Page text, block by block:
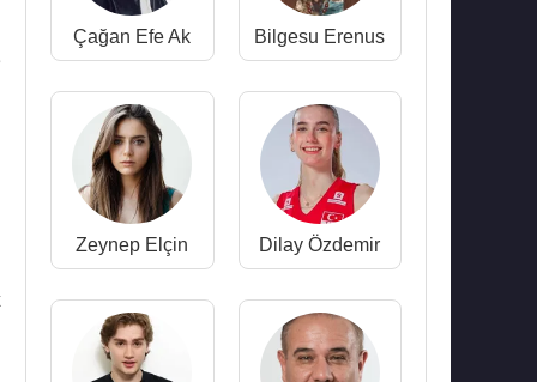
Çağan Efe Ak Bilgesu Erenus
Zeynep Elçin Dilay Özdemir